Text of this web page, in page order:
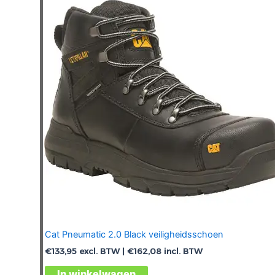
optie
kan
gekozen
worden
op
de
productpagina
Cat Pneumatic 2.0 Black veiligheidsschoen
€133,95 excl. BTW | €162,08 incl. BTW
Dit